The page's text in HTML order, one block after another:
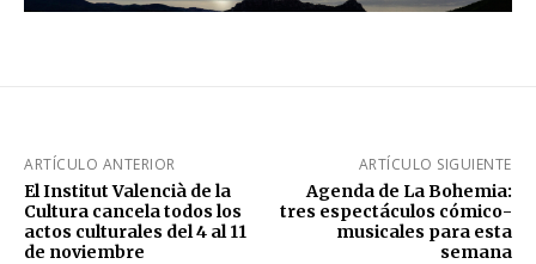
ARTÍCULO ANTERIOR
El Institut Valencià de la
Cultura cancela todos los
actos culturales del 4 al 11
de noviembre
ARTÍCULO SIGUIENTE
Agenda de La Bohemia:
tres espectáculos cómico-
musicales para esta
semana